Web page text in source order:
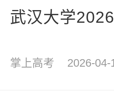
武汉大学
掌上高考 2026-04-